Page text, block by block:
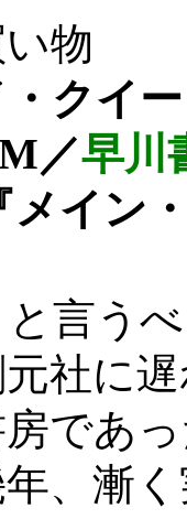
物
・クイ
／早川
メイン
言う
社に
であ
、漸